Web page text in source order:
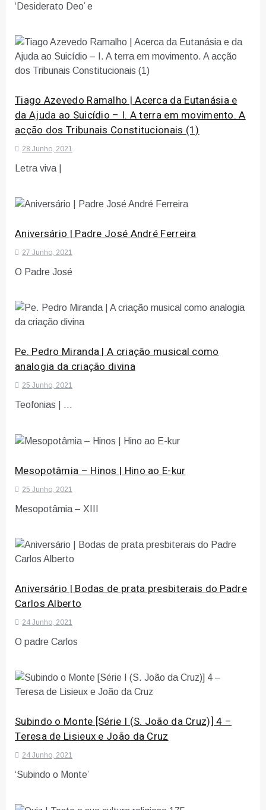
‘Desiderato Deo’ e
Tiago Azevedo Ramalho | Acerca da Eutanásia e
da Ajuda ao Suicídio – I. A terra em movimento. A
acção dos Tribunais Constitucionais (1)
28 Junho, 2021
Letra viva |
Aniversário | Padre José André Ferreira
27 Junho, 2021
O Padre José
Pe. Pedro Miranda | A criação musical como
analogia da criação divina
25 Junho, 2021
Teofonias | …
Mesopotâmia – Hinos | Hino ao E-kur
25 Junho, 2021
Mesopotâmia – XIII
Aniversário | Bodas de prata presbiterais do Padre
Carlos Alberto
24 Junho, 2021
O padre Carlos
Subindo o Monte [Série I (S. João da Cruz)] 4 –
Teresa de Lisieux e João da Cruz
24 Junho, 2021
‘Subindo o Monte’